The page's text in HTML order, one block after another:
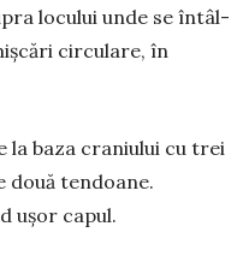
locului unde se în­tâl­
circulare, în
la baza craniu­lui cu trei
două ten­doane.
ușor capul.